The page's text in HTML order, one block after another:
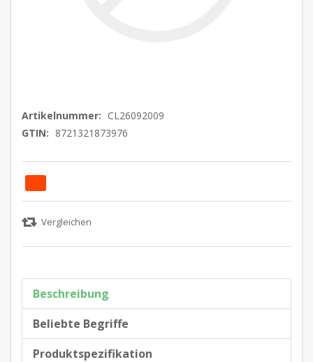
Artikelnummer: CL26092009
GTIN: 8721321873976
Beschreibung
Beliebte Begriffe
Produktspezifikation